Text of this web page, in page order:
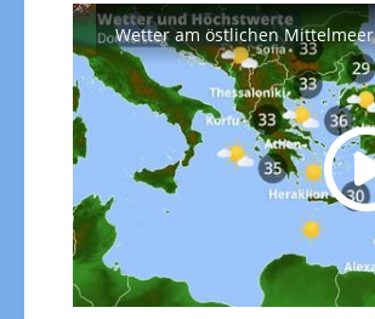
Wetter am östlichen Mittelmeer